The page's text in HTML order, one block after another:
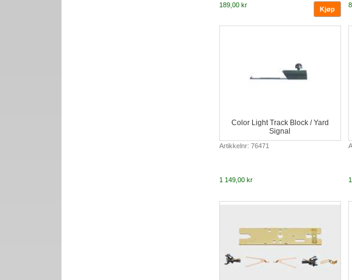
189,00 kr
Color Light Track Block / Yard
Signal
Artikkelnr: 76471
1 149,00 kr